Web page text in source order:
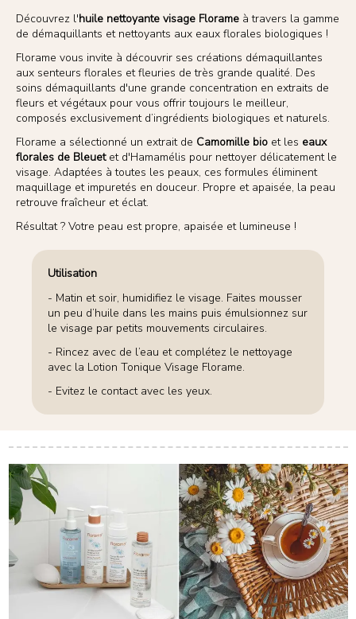
Découvrez l'huile nettoyante visage Florame à travers la gamme
de démaquillants et nettoyants aux eaux florales biologiques !
Florame vous invite à découvrir ses créations démaquillantes
aux senteurs florales et fleuries de très grande qualité. Des
soins démaquillants d'une grande concentration en extraits de
fleurs et végétaux pour vous offrir toujours le meilleur,
composés exclusivement d’ingrédients biologiques et naturels.
Florame a sélectionné un extrait de Camomille bio et les eaux
florales de Bleuetet d'Hamamélis pour nettoyer délicatement le
visage. Adaptées à toutes les peaux, ces formules éliminent
maquillage et impuretés en douceur. Propre et apaisée, la peau
retrouve fraîcheur et éclat.
Résultat ? Votre peau est propre, apaisée et lumineuse !
Utilisation
- Matin et soir, humidifiez le visage. Faites mousser
un peu d’huile dans les mains puis émulsionnez sur
le visage par petits mouvements circulaires.
- Rincez avec de l’eau et complétez le nettoyage
avec la Lotion Tonique Visage Florame.
- Evitez le contact avec les yeux.